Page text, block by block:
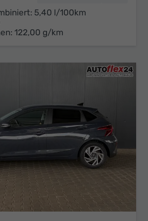
5,40 l/100km
122,00 g/km